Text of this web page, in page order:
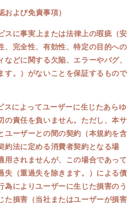
および免責事項）
スに事実上または法律上の瑕疵（安
、完全性、有効性、特定の目的への
どに関する欠陥、エラーやバグ、
す。）がないことを保証するもので
スによってユーザーに生じたあらゆ
の責任を負いません。ただし、本サ
ユーザーとの間の契約（本規約を含
約法に定める消費者契約となる場
用されませんが、この場合であって
失（重過失を除きます。）による債
為によりユーザーに生じた損害のう
た損害（当社またはユーザーが損害